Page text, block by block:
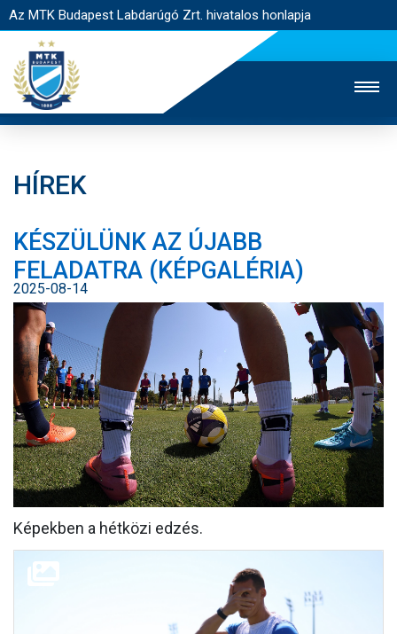
Az MTK Budapest Labdarúgó Zrt. hivatalos honlapja
JEGYÉRTÉKESÍTÉS
WEBSHOP
EGYESÜLET
KAPCSOLAT
NYITÓLAP
HÍREK
CSAPATOK
MÉRKŐZÉSEK
KLUB
GALÉRIA
SZURKOLÓI ÉLMÉNYEK
AKKREDITÁCIÓ
HÍREK
KÉSZÜLÜNK AZ ÚJABB
FELADATRA (KÉPGALÉRIA)
2025-08-14
Képekben a hétközi edzés.